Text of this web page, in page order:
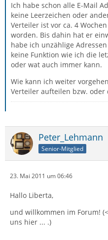
Ich habe schon alle E-Mail
keine Leerzeichen oder
Verteiler ist vor ca. 4
worden. Bis dahin hat er
habe ich unzählige
keine Funktion wie ich die
oder wat auch immer kann.
Wie kann ich weiter
Verteiler aufteilen bzw. oder
Peter_Lehmann
Senior-Mitglied
23. Mai 2011 um 06:46
Hallo Liberta,
und willkommen im Forum!
uns hier ... .)